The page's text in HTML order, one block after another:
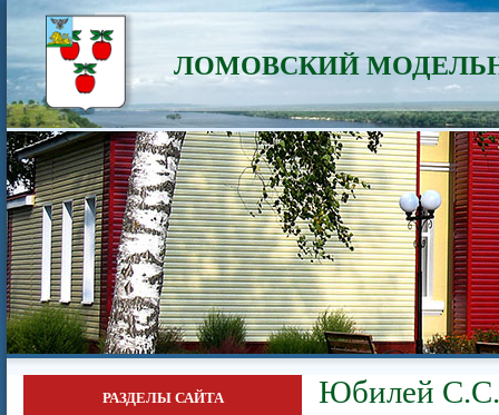
ЛОМОВСКИЙ
РАЗДЕЛЫ САЙТА Юбилей С.С.